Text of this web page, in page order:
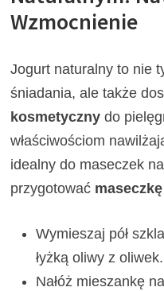
Wzmocnienie
Jogurt naturalny to nie
śniadania, ale także
kosmetyczny do
właściwościom
idealny do maseczek
przygotować
Wymieszaj pół
łyżką oliwy z oliwek.
Nałóż mieszankę